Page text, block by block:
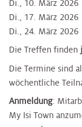
Di., 10. März 2026
Di., 17. März 2026
Di., 24. März 2026
Die Treffen finden
Die Termine sind
wöchentliche
Anmeldung:
My Isi Town